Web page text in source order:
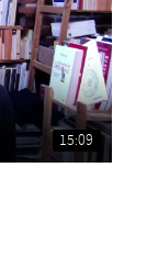
15:09